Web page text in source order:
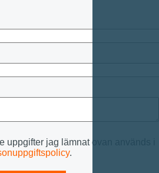
uppgifter jag lämnat ovan används i
.